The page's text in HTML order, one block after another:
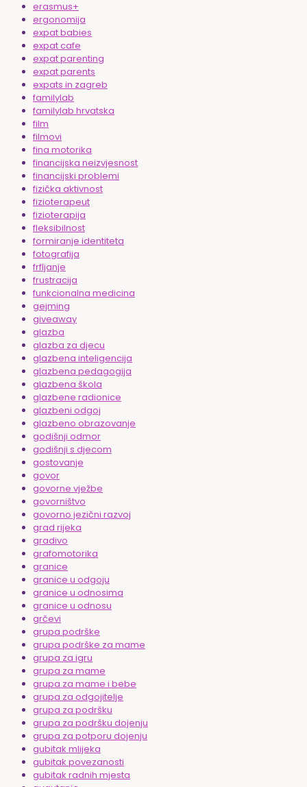
erasmus+
ergonomija
expat babies
expat cafe
expat parenting
expat parents
expats in zagreb
familylab
familylab hrvatska
film
filmovi
fina motorika
financijska neizvjesnost
financijski problemi
fizička aktivnost
fizioterapeut
fizioterapija
fleksibilnost
formiranje identiteta
fotografija
frfljanje
frustracija
funkcionalna medicina
gejming
giveaway
glazba
glazba za djecu
glazbena inteligencija
glazbena pedagogija
glazbena škola
glazbene radionice
glazbeni odgoj
glazbeno obrazovanje
godišnji odmor
godišnji s djecom
gostovanje
govor
govorne vježbe
govorništvo
govorno jezični razvoj
grad rijeka
gradivo
grafomotorika
granice
granice u odgoju
granice u odnosima
granice u odnosu
grčevi
grupa podrške
grupa podrške za mame
grupa za igru
grupa za mame
grupa za mame i bebe
grupa za odgojitelje
grupa za podršku
grupa za podršku dojenju
grupa za potporu dojenju
gubitak mlijeka
gubitak povezanosti
gubitak radnih mjesta